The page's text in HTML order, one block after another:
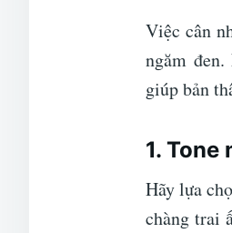
Việc cân
ngăm
giúp bản
1. Tone
Hãy lựa
chàng trai